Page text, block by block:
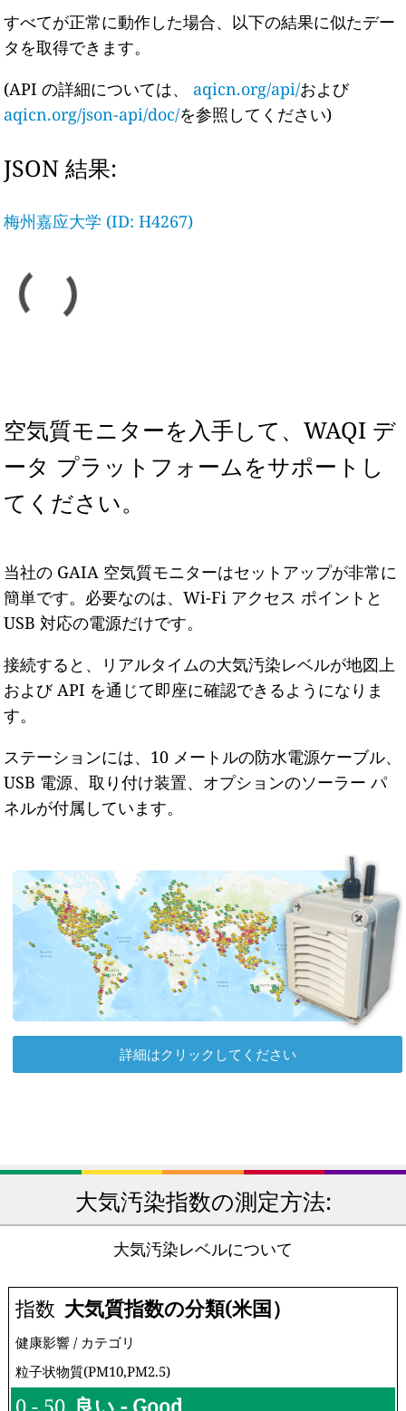
すべてが正常に動作した場合、以下の結果に似たデー
タを取得できます。
(API の詳細については、 aqicn.org/api/および
aqicn.org/json-api/doc/を参照してください)
JSON 結果:
梅州嘉应大学 (ID: H4267)
空気質モニターを入手して、WAQI デ
ータ プラットフォームをサポートし
てください。
当社の GAIA 空気質モニターはセットアップが非常に
簡単です。必要なのは、Wi-Fi アクセス ポイントと
USB 対応の電源だけです。
接続すると、リアルタイムの大気汚染レベルが地図上
および API を通じて即座に確認できるようになりま
す。
ステーションには、10 メートルの防水電源ケーブル、
USB 電源、取り付け装置、オプションのソーラー パ
ネルが付属しています。
詳細はクリックしてください
大気汚染指数の測定方法:
大気汚染レベルについて
指数 大気質指数の分類(米国）
健康影響 / カテゴリ
粒子状物質(PM10,PM2.5)